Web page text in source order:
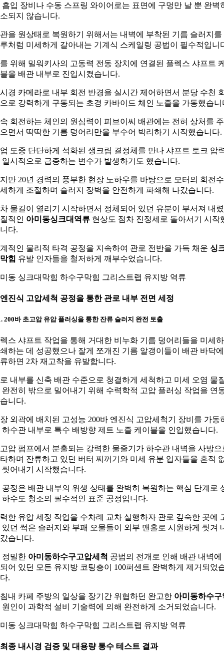
흡입 장비나 수동 스프링 와이어로는 표면에 구멍만 날 뿐 완벽
되지 않습니다.
을 원상태로 복원하기 위해서는 내벽에 부착된 기름 슬러지를
처럼 미세하게 갈아내는 기계식 스케일링 공법이 필수적입니
위해 밀워키사의 고동력 전동 장치에 연결된 플렉스 샤프트
을 배관 내부로 진입시켰습니다.
경 카메라로 내부 회전 반경을 실시간 제어하면서 분당 수천
로 강력하게 구동되는 초경 카바이드 체인 노즐을 가동했습니
회전하는 체인의 원심력이 피브이씨 배관에는 전혀 상처를
면서 딱딱한 기름 덩어리만을 부수어 박리하기 시작했습니다.
도중 단단하게 석화된 생크림 결정체를 만나 샤프트 토크 압
일시적으로 급증하는 변수가 발생하기도 했습니다.
만 20년 경력의 풍부한 현장 노하우를 바탕으로 모터의 회전
하게 조절하며 슬러지 장벽을 안전하게 파쇄해 나갔습니다.
물길이 열리기 시작하면서 정체되어 있던 유분이 부서져 내
적인 아미동싱크대역류현상도 점차 진정세로 돌아서기 시작
다.
적인 물리적 타격 공정을 지속하여 관로 전반을 가득 채운 싱
힘 유발 인자들을 철저하게 깨부수었습니다.
동 싱크대막힘 하수구막힘 그리스트랩 유지방 역류
진식 고압세척 공정을 통한 관로 내부 전면 세정
200바 초고압 유압 플러싱을 통한 잔류 슬러지 완전 토출
스 샤프트 작업을 통해 거대한 비누화 기름 덩어리들을 미세
하는 데 성공했으나 잘게 쪼개진 기름 알갱이들이 배관 바닥에
하면 2차 재고착을 유발합니다.
내부를 신축 배관 수준으로 청결하게 세척하고 미세 오염 물
완전히 밖으로 밀어내기 위해 수력학적 고압 플러싱 작업을 연
니다.
외곽에 배치된 고성능 200바 엔진식 고압세척기 장비를 가동
하수관 내부로 특수 배방향 제트 노즐 케이블을 인입했습니다.
압 펌프에서 분출되는 강력한 물줄기가 하수관 내벽을 사방으
하며 잔류하고 있던 버터 찌꺼기와 미세 유분 입자들을 흔적
씻어내기 시작했습니다.
공정은 배관 내부의 위생 상태를 완벽히 복원하는 핵심 단계로
하수도 청소의 필수적인 표준 공정입니다.
한 유압 세정 작업을 수차례 교차 실행하자 관로 깊숙한 곳에
있던 썩은 슬러지와 부패 오물들이 외부 맨홀로 시원하게 씻겨
습니다.
정밀한 아미동하수구고압세척 공법의 전개로 인해 배관 내벽에
어 있던 모든 유지방 코팅층이 100퍼센트 완벽하게 제거되었
.
내 카페 주방의 일상을 장기간 위협하던 완고한 아미동하수구
원인이 과학적 설비 기술력에 의해 완전하게 소거되었습니다.
동 싱크대막힘 하수구막힘 그리스트랩 유지방 역류
종 내시경 검증 및 대용량 통수 테스트 결과